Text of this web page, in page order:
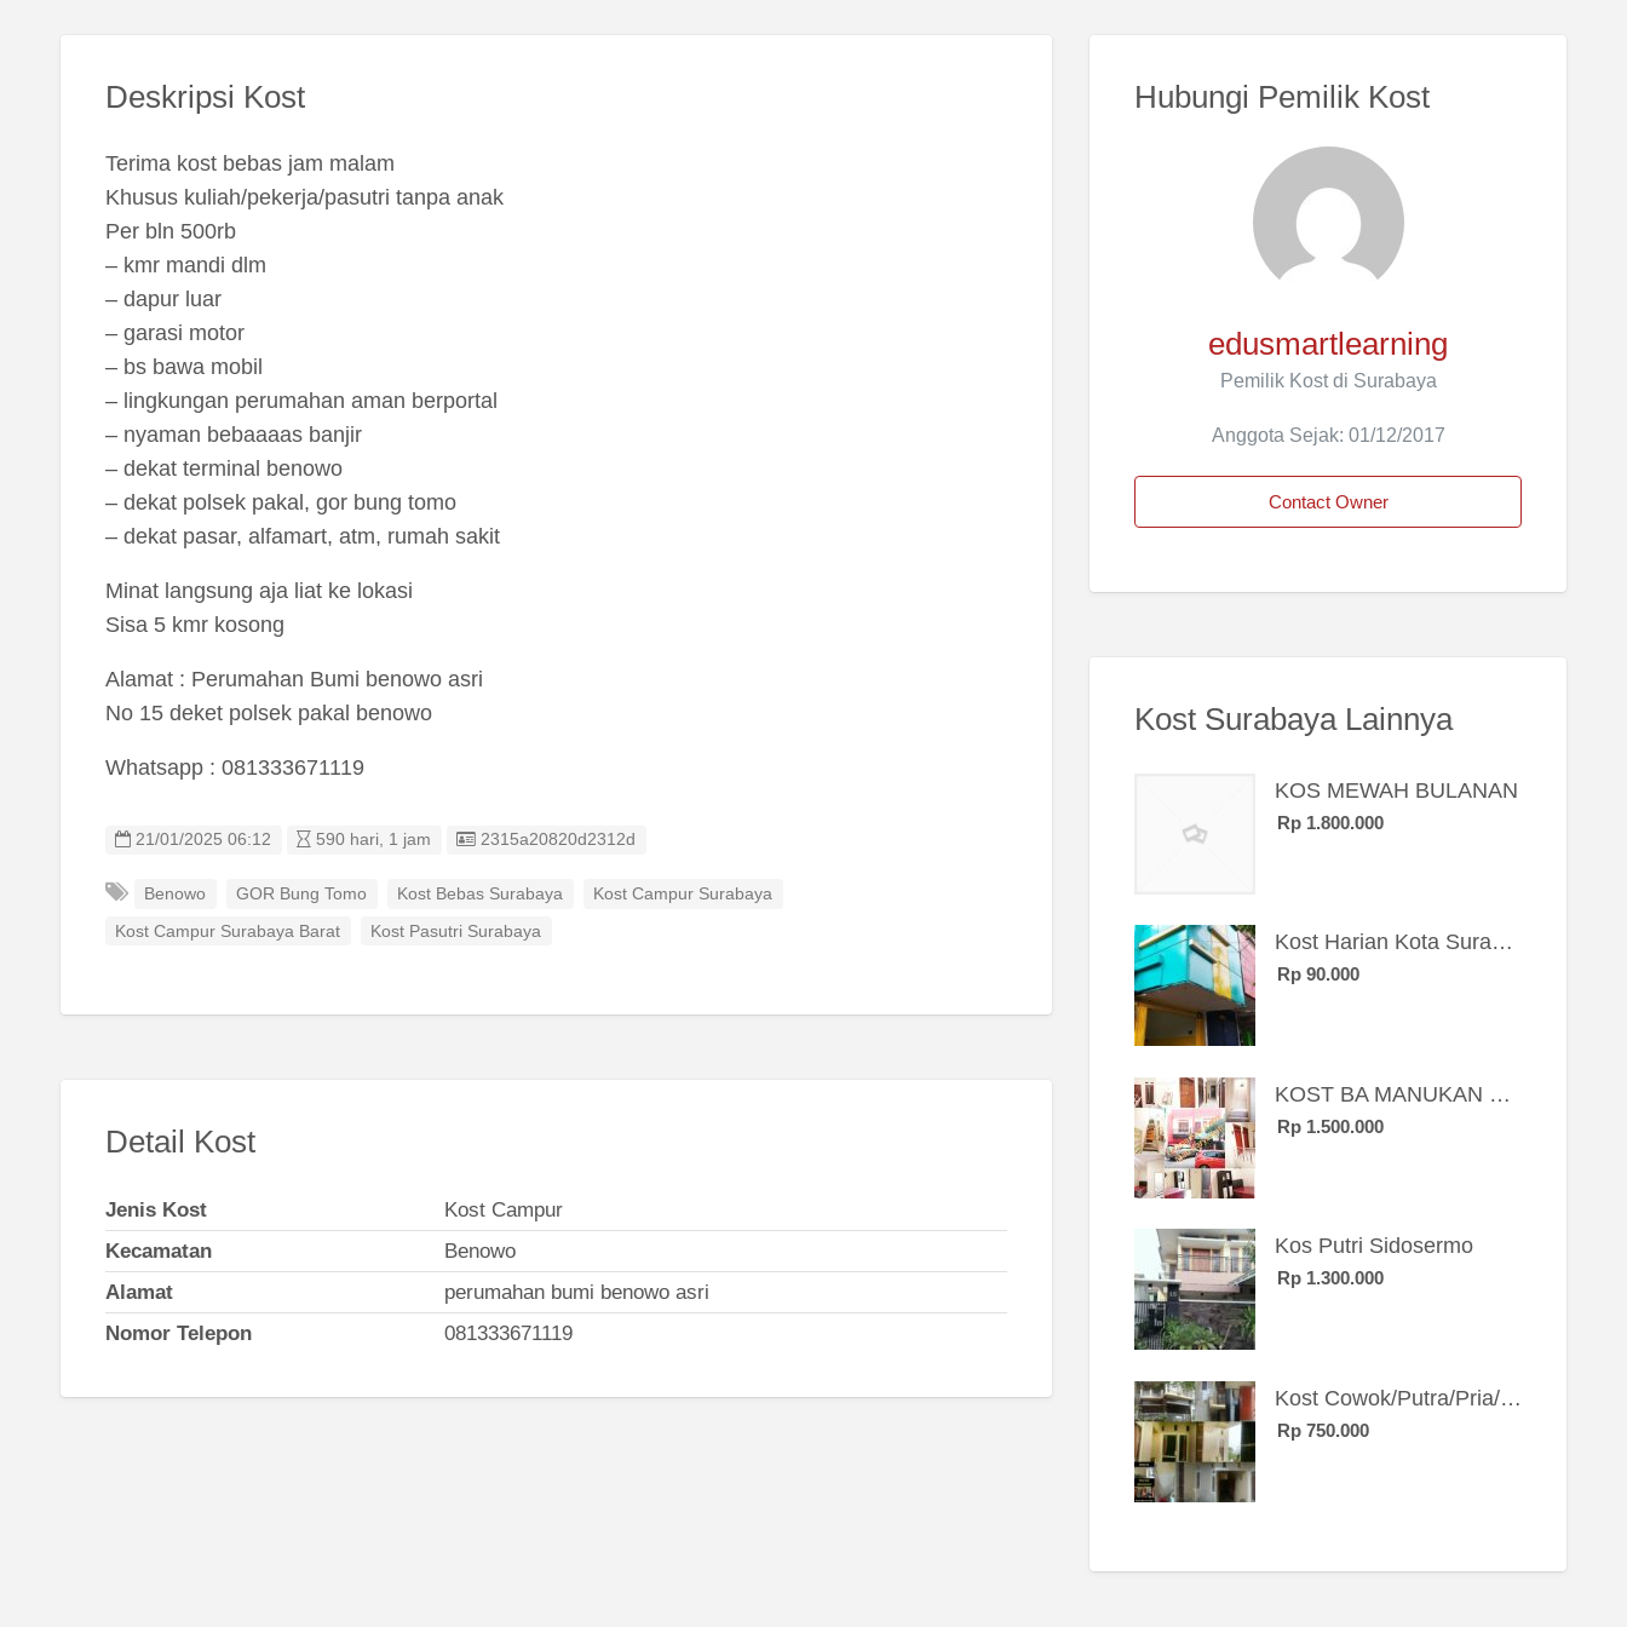
Deskripsi Kost
Terima kost bebas jam malam
Khusus kuliah/pekerja/pasutri tanpa anak
Per bln 500rb
– kmr mandi dlm
– dapur luar
– garasi motor
– bs bawa mobil
– lingkungan perumahan aman berportal
– nyaman bebaaaas banjir
– dekat terminal benowo
– dekat polsek pakal, gor bung tomo
– dekat pasar, alfamart, atm, rumah sakit
Minat langsung aja liat ke lokasi
Sisa 5 kmr kosong
Alamat : Perumahan Bumi benowo asri
No 15 deket polsek pakal benowo
Whatsapp : 081333671119
21/01/2025 06:12 590 hari, 1 jam Listing ID
2315a20820d2312d
Benowo GOR Bung Tomo Kost Bebas Surabaya Kost Campur Surabaya
Kost Campur Surabaya Barat Kost Pasutri Surabaya
Detail Kost
Jenis Kost
Kost Campur
Kecamatan
Benowo
Alamat
perumahan bumi benowo asri
Nomor Telepon
081333671119
Hubungi Pemilik Kost
edusmartlearning
Pemilik Kost di Surabaya
Anggota Sejak: 01/12/2017
Contact Owner
Kost Surabaya Lainnya
KOS MEWAH BULANAN
Rp 1.800.000
Kost Harian Kota Surabaya “Sierra Kost”
Rp 90.000
KOST BA MANUKAN SBY BRT
Rp 1.500.000
Kos Putri Sidosermo
Rp 1.300.000
Kost Cowok/Putra/Pria/Mahasiswa/Karyawan SIngle eksklusif bangunan baru
Rp 750.000